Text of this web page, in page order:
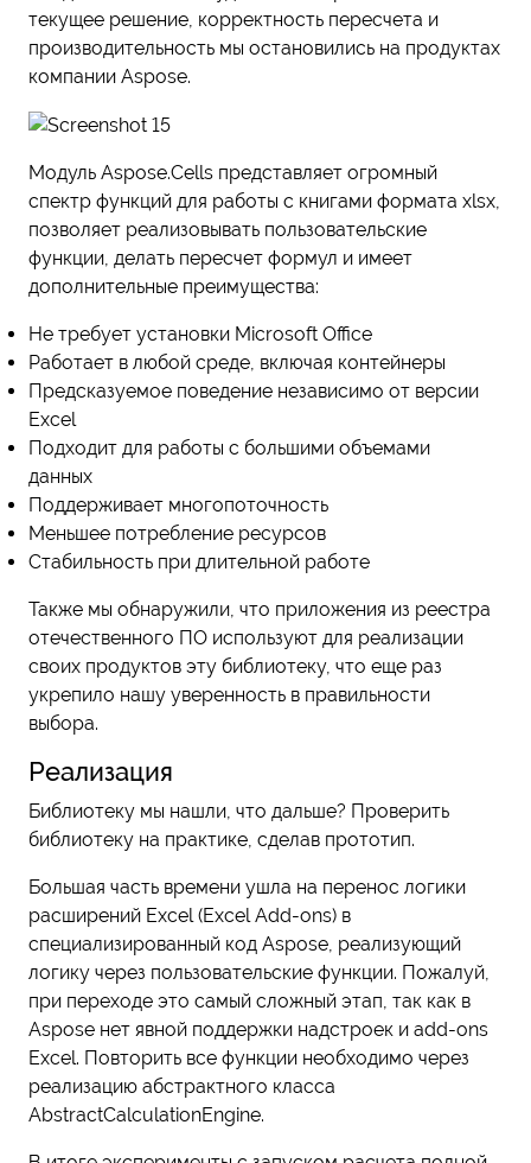
текущее решение, корректность пересчета и
производительность мы остановились на продуктах
компании Aspose.
Модуль Aspose.Cells представляет огромный
спектр функций для работы с книгами формата xlsx,
позволяет реализовывать пользовательские
функции, делать пересчет формул и имеет
дополнительные преимущества:
Не требует установки Microsoft Office
Работает в любой среде, включая контейнеры
Предсказуемое поведение независимо от версии
Excel
Подходит для работы с большими объемами
данных
Поддерживает многопоточность
Меньшее потребление ресурсов
Стабильность при длительной работе
Также мы обнаружили, что приложения из реестра
отечественного ПО используют для реализации
своих продуктов эту библиотеку, что еще раз
укрепило нашу уверенность в правильности
выбора.
Реализация
Библиотеку мы нашли, что дальше? Проверить
библиотеку на практике, сделав прототип.
Большая часть времени ушла на перенос логики
расширений Excel (Excel Add-ons) в
специализированный код Aspose, реализующий
логику через пользовательские функции. Пожалуй,
при переходе это самый сложный этап, так как в
Aspose нет явной поддержки надстроек и add-ons
Excel. Повторить все функции необходимо через
реализацию абстрактного класса
AbstractCalculationEngine.